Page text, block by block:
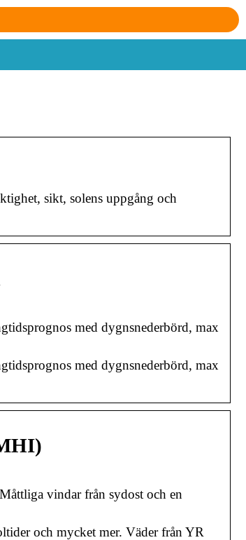
sikt, solens uppgång och
med dygnsnederbörd, max
med dygnsnederbörd, max
vindar från sydost och en
och mycket mer. Väder från YR